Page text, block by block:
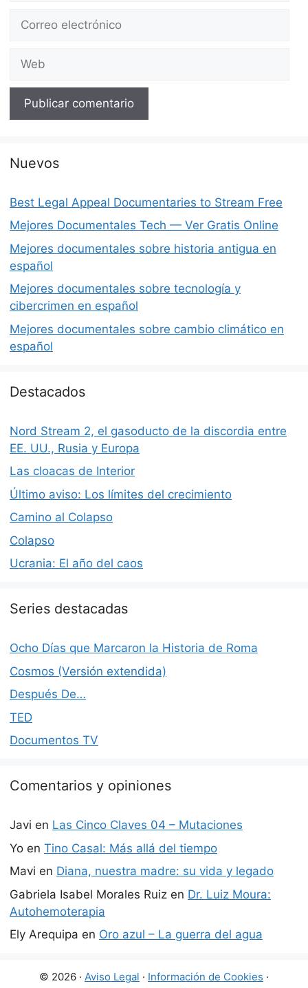
electrónico
Nuevos
Best Legal Appeal Documentaries to Stream Free
Mejores Documentales Tech — Ver Gratis Online
Mejores documentales sobre historia antigua en
español
Mejores documentales sobre tecnología y
cibercrimen en español
Mejores documentales sobre cambio climático en
español
Destacados
Nord Stream 2, el gasoducto de la discordia entre
EE. UU., Rusia y Europa
Las cloacas de Interior
Último aviso: Los límites del crecimiento
Camino al Colapso
Colapso
Ucrania: El año del caos
Series destacadas
Ocho Días que Marcaron la Historia de Roma
Cosmos (Versión extendida)
Después De…
TED
Documentos TV
Comentarios y opiniones
Javi en Las Cinco Claves 04 – Mutaciones
Yo en Tino Casal: Más allá del tiempo
Mavi en Diana, nuestra madre: su vida y legado
Gabriela Isabel Morales Ruiz en Dr. Luiz Moura:
Autohemoterapia
Ely Arequipa en Oro azul – La guerra del agua
© 2026 · Aviso Legal · Información de Cookies ·